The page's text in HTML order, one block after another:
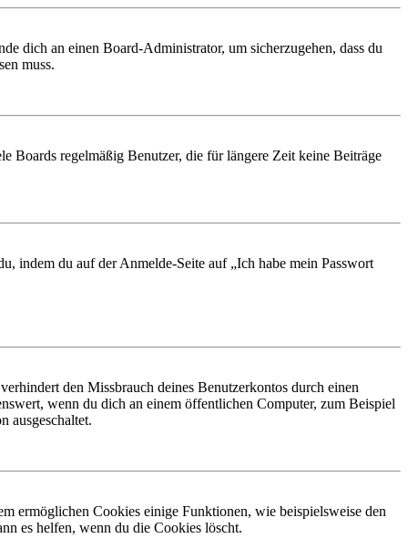
dich an einen Board-Administrator, um sicherzugehen, dass du
muss.
Boards regelmäßig Benutzer, die für längere Zeit keine Beiträge
indem du auf der Anmelde-Seite auf „Ich habe mein Passwort
den Missbrauch deines Benutzerkontos durch einen
wenn du dich an einem öffentlichen Computer, zum Beispiel
ausgeschaltet.
ermöglichen Cookies einige Funktionen, wie beispielsweise den
es helfen, wenn du die Cookies löscht.